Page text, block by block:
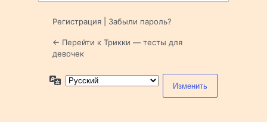
Регистрация Забыли пароль?
← Перейти к Трикки — тесты для
девочек
Язык